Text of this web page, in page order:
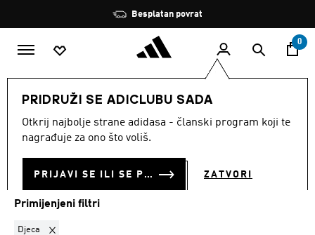
Zaustavi
rotaciju
Besplatan povrat
0
PRIDRUŽI SE ADICLUBU SADA
Otkrij najbolje strane adidasa - članski program koji te
nagrađuje za ono što voliš.
PRIJAVI SE ILI SE PRIDRUŽI SADA ZATVORI
MODNE MARKE Performance Obuća
DJECA·OBUĆA
Primijenjeni filtri
Djeca Ukloni filter Trenutno filtrirano prema SPOL: Djeca